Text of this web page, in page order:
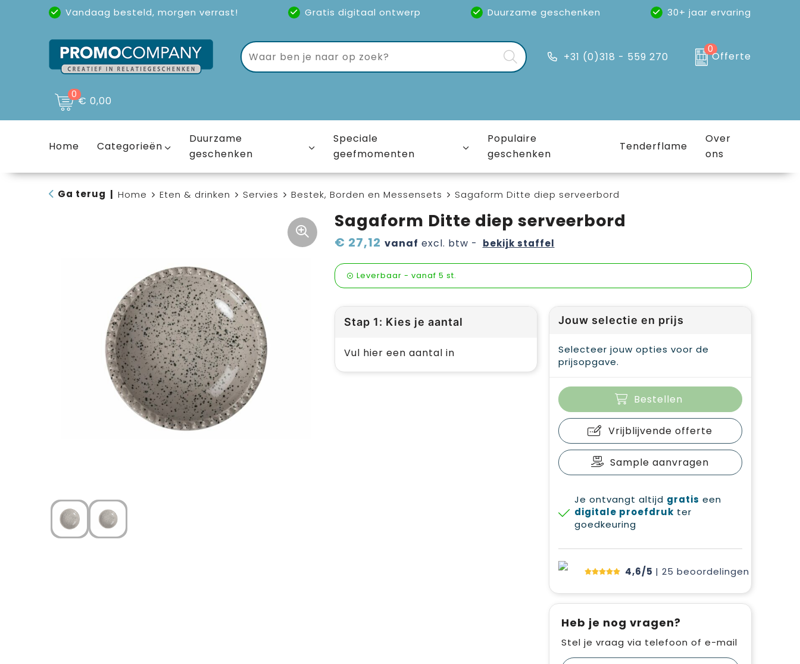
Vandaag besteld, morgen verrast! Gratis digitaal ontwerp Duurzame geschenken
30+ jaar ervaring
Uitstekende reviews(4,6/5)
+31 (0)318 - 559 270
0
Offerte
0€ 0,00
Home Categorieën
Duurzame
geschenken
Speciale
geefmomenten
Populaire
geschenken
Tenderflame
Over
ons
Ga terug Home Eten & drinken Servies Bestek, Borden en Messensets Sagaform Ditte diep serveerbord
Sagaform Ditte diep serveerbord
€ 27,12 vanaf excl. btw - bekijk staffel
Leverbaar - vanaf 5 st.
Stap 1: Kies je aantal
Vul hier een aantal in
Jouw selectie en prijs
Selecteer jouw opties voor de
prijsopgave.
Bestellen
Vrijblijvende offerte
Sample aanvragen
Je ontvangt altijd gratis een
digitale proefdruk ter
goedkeuring
4,6/5 | 25 beoordelingen
Heb je nog vragen?
Stel je vraag via telefoon of e-mail